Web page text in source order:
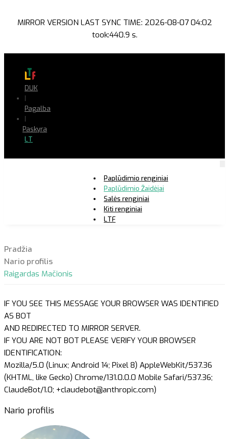
MIRROR VERSION LAST SYNC TIME: 2026-08-07 04:02
took:440.9 s.
DUK
|
Pagalba
|
Paskyra
LT
Paplūdimio renginiai
Paplūdimio Žaidėjai
Salės renginiai
Kiti renginiai
LTF
Pradžia
Nario profilis
Raigardas Mačionis
IF YOU SEE THIS MESSAGE YOUR BROWSER WAS IDENTIFIED
AS BOT
AND REDIRECTED TO MIRROR SERVER.
IF YOU ARE NOT BOT PLEASE VERIFY YOUR BROWSER
IDENTIFICATION:
Mozilla/5.0 (Linux; Android 14; Pixel 8) AppleWebKit/537.36
(KHTML, like Gecko) Chrome/131.0.0.0 Mobile Safari/537.36;
ClaudeBot/1.0; +claudebot@anthropic.com)
Nario profilis